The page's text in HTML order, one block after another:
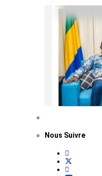
Nous Suivre